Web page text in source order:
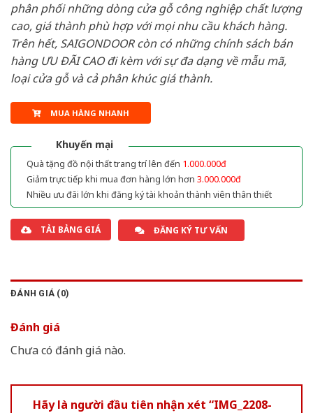
phân phối những dòng cửa gỗ công nghiệp chất lượng
cao, giá thành phù hợp với mọi nhu cầu khách hàng.
Trên hết, SAIGONDOOR còn có những chính sách bán
hàng ƯU ĐÃI CAO đi kèm với sự đa dạng về mẫu mã,
loại cửa gỗ và cả phân khúc giá thành.
MUA HÀNG NHANH
Khuyến mại
Quà tặng đồ nội thất trang trí lên đến 1.000.000đ
Giảm trực tiếp khi mua đơn hàng lớn hơn 3.000.000đ
Nhiều ưu đãi lớn khi đăng ký tài khoản thành viên thân thiết
TẢI BẢNG GIÁ ĐĂNG KÝ TƯ VẤN
ĐÁNH GIÁ (0)
Đánh giá
Chưa có đánh giá nào.
Hãy là người đầu tiên nhận xét “IMG_2208-